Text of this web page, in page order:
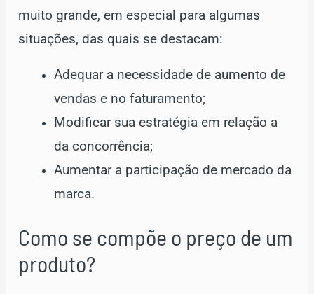
muito grande, em especial para algumas
situações, das quais se destacam:
Adequar a necessidade de aumento de
vendas e no faturamento;
Modificar sua estratégia em relação a
da concorrência;
Aumentar a participação de mercado da
marca.
Como se compõe o preço de um
produto?